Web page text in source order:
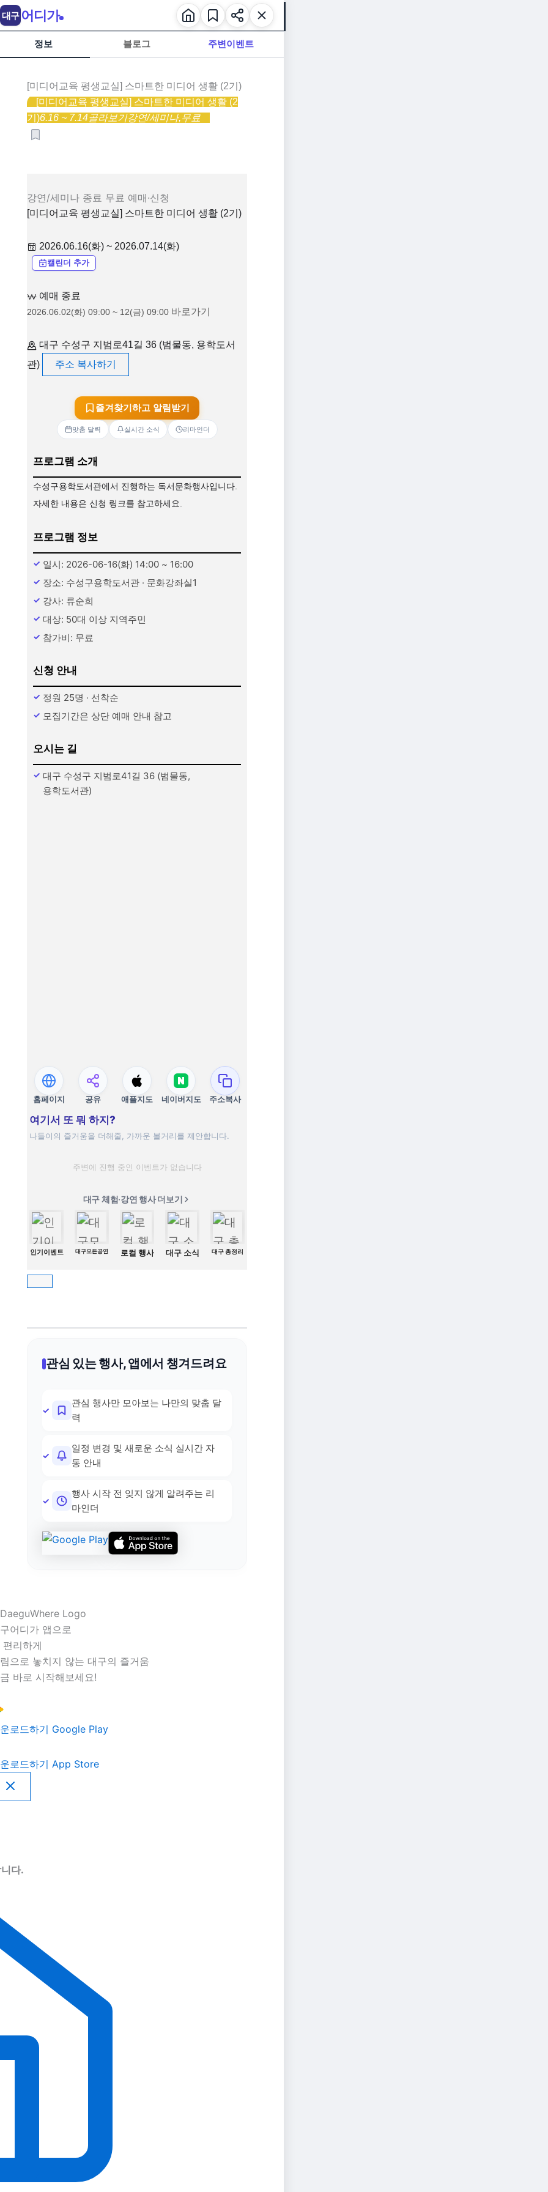
정보 블로그 주변이벤트
[미디어교육 평생교실] 스마트한 미디어 생활 (2기)
[미디어교육 평생교실] 스마트한 미디어 생활 (2
기)6.16 ~ 7.14골라보기강연/세미나,무료
강연/세미나 종료 무료 예매·신청
[미디어교육 평생교실] 스마트한 미디어 생활 (2기)
2026.06.16(화) ~ 2026.07.14(화)
캘린더 추가
예매 종료
2026.06.02(화) 09:00 ~ 12(금) 09:00 바로가기
대구 수성구 지범로41길 36 (범물동, 용학도서
관)
주소 복사하기
즐겨찾기하고 알림받기
맞춤 달력 실시간 소식 리마인더
프로그램 소개
수성구용학도서관에서 진행하는 독서문화행사입니다.
자세한 내용은 신청 링크를 참고하세요.
프로그램 정보
일시: 2026-06-16(화) 14:00 ~ 16:00
장소: 수성구용학도서관 · 문화강좌실1
강사: 류순희
대상: 50대 이상 지역주민
참가비: 무료
신청 안내
정원 25명 · 선착순
모집기간은 상단 예매 안내 참고
오시는 길
대구 수성구 지범로41길 36 (범물동,
용학도서관)
홈페이지 공유 애플지도 네이버지도 주소복사
여기서 또 뭐 하지?
나들이의 즐거움을 더해줄, 가까운 볼거리를 제안합니다.
주변에 진행 중인 이벤트가 없습니다
대구 체험·강연 행사 더보기
인기이벤트 대구모든공연 로컬 행사 대구 소식 대구 총정리
관심 있는 행사, 앱에서 챙겨드려요
관심 행사만 모아보는 나만의 맞춤 달
력
일정 변경 및 새로운 소식 실시간 자
동 안내
행사 시작 전 잊지 않게 알려주는 리
마인더
대구 어디가
어디가 앱으로
편리하게
으로 놓치지 않는 대구의 즐거움
바로 시작해보세요!
로드하기 Google Play
로드하기 App Store
다.